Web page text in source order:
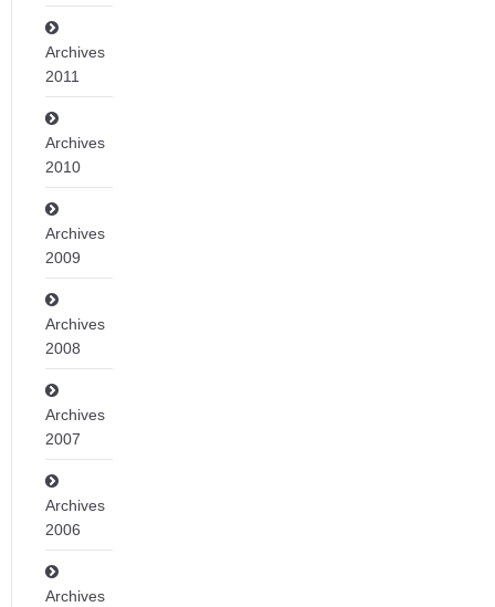
Archives
2011
Archives
2010
Archives
2009
Archives
2008
Archives
2007
Archives
2006
Archives